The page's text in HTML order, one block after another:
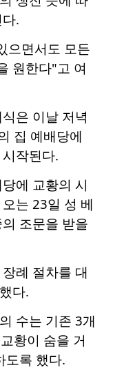
.
으면서도 모든
원한다"고 여
은 이날 저녁
집 예배당에
작된다.
에 교황의 시
는 23일 성 베
조문을 받을
례 절차를 대
다.
수는 기존 3개
황이 숨을 거
도록 했다.